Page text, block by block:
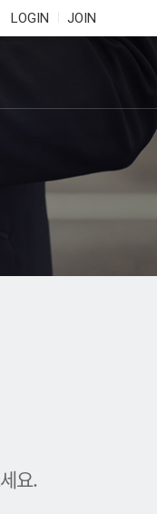
LOGIN JOIN
요.